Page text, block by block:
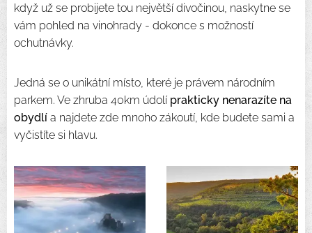
když už se probijete tou největší divočinou, naskytne se
vám pohled na vinohrady - dokonce s možností
ochutnávky.
Jedná se o unikátní místo, které je právem národním
parkem. Ve zhruba 40km údolí prakticky nenarazíte na
obydlí a najdete zde mnoho zákoutí, kde budete sami a
vyčistíte si hlavu.